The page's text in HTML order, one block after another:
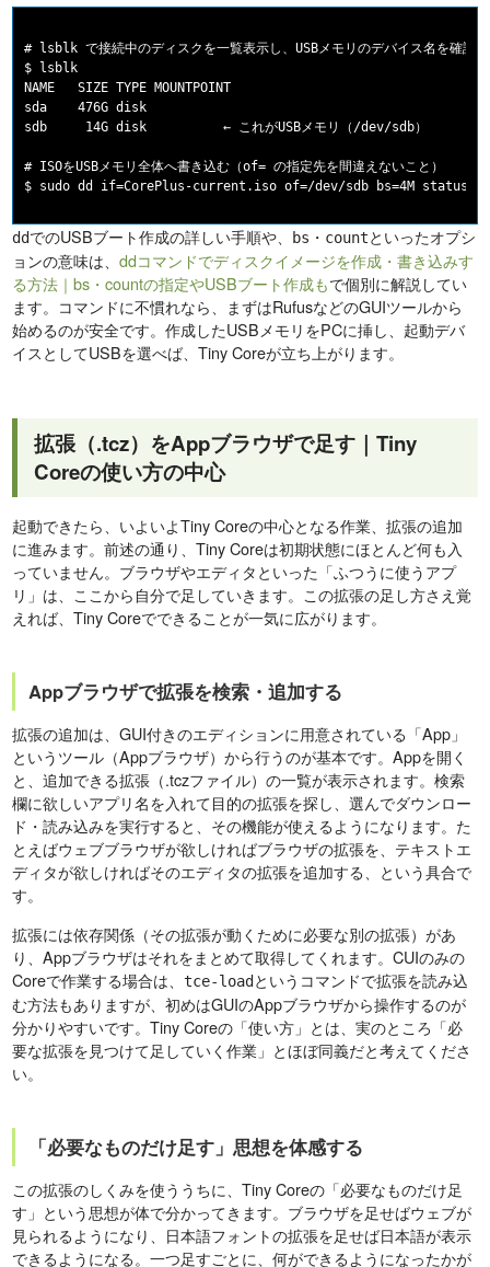
# lsblk で接続中のディスクを一覧表示し、USBメモリのデバイス名を確認
$ lsblk
NAME   SIZE TYPE MOUNTPOINT
sda    476G disk
sdb     14G disk          ← これがUSBメモリ（/dev/sdb）
# ISOをUSBメモリ全体へ書き込む（of= の指定先を間違えないこと）
ddでのUSBブート作成の詳しい手順や、 bs ・ countといったオプシ
ョンの意味は、ddコマンドでディスクイメージを作成・書き込みす
る方法｜bs・countの指定やUSBブート作成もで個別に解説してい
ます。コマンドに不慣れなら、まずはRufusなどのGUIツールから
始めるのが安全です。作成したUSBメモリをPCに挿し、起動デバ
イスとしてUSBを選べば、Tiny Coreが立ち上がります。
拡張（.tcz）をAppブラウザで足す｜Tiny
Coreの使い方の中心
起動できたら、いよいよTiny Coreの中心となる作業、拡張の追加
に進みます。前述の通り、Tiny Coreは初期状態にほとんど何も入
っていません。ブラウザやエディタといった「ふつうに使うアプ
リ」は、ここから自分で足していきます。この拡張の足し方さえ覚
えれば、Tiny Coreでできることが一気に広がります。
Appブラウザで拡張を検索・追加する
拡張の追加は、GUI付きのエディションに用意されている「App」
というツール（Appブラウザ）から行うのが基本です。Appを開く
と、追加できる拡張（.tczファイル）の一覧が表示されます。検索
欄に欲しいアプリ名を入れて目的の拡張を探し、選んでダウンロー
ド・読み込みを実行すると、その機能が使えるようになります。た
とえばウェブブラウザが欲しければブラウザの拡張を、テキストエ
ディタが欲しければそのエディタの拡張を追加する、という具合で
す。
拡張には依存関係（その拡張が動くために必要な別の拡張）があ
り、Appブラウザはそれをまとめて取得してくれます。CUIのみの
Coreで作業する場合は、tce-load というコマンドで拡張を読み込
む方法もありますが、初めはGUIのAppブラウザから操作するのが
分かりやすいです。Tiny Coreの「使い方」とは、実のところ「必
要な拡張を見つけて足していく作業」とほぼ同義だと考えてくださ
い。
「必要なものだけ足す」思想を体感する
この拡張のしくみを使ううちに、Tiny Coreの「必要なものだけ足
す」という思想が体で分かってきます。ブラウザを足せばウェブが
見られるようになり、日本語フォントの拡張を足せば日本語が表示
できるようになる。一つ足すごとに、何ができるようになったかが